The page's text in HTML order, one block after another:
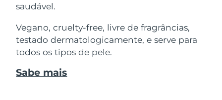
saudável.
Vegano, cruelty-free, livre de fragrâncias,
testado dermatologicamente, e serve para
todos os tipos de pele.
Sabe mais